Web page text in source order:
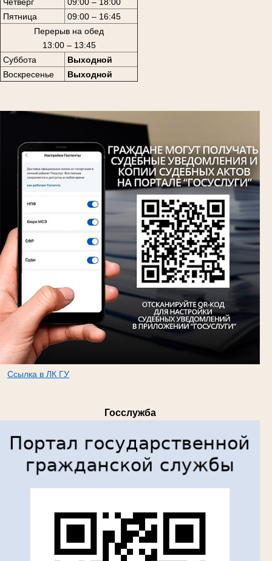
Пятница
09:00 – 16:45
Перерыв на обед
13:00 – 13:45
Суббота
Выходной
Воскресенье
Выходной
Ссылка в ЛК ГУ
Госслужба